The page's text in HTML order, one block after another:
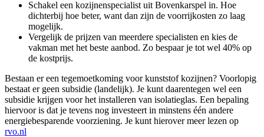
Schakel een kozijnenspecialist uit Bovenkarspel in. Hoe
dichterbij hoe beter, want dan zijn de voorrijkosten zo laag
mogelijk.
Vergelijk de prijzen van meerdere specialisten en kies de
vakman met het beste aanbod. Zo bespaar je tot wel 40% op
de kostprijs.
Bestaan er een tegemoetkoming voor kunststof kozijnen? Voorlopig
bestaat er geen subsidie (landelijk). Je kunt daarentegen wel een
subsidie krijgen voor het installeren van isolatieglas. Een bepaling
hiervoor is dat je tevens nog investeert in minstens één andere
energiebesparende voorziening. Je kunt hierover meer lezen op
rvo.nl